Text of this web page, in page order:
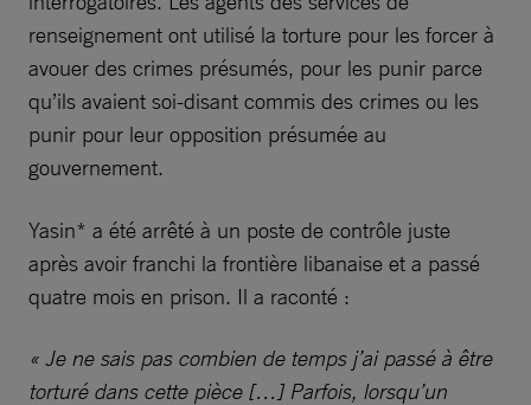
renseignement ont utilisé la torture pour les forcer à
avouer des crimes présumés, pour les punir parce
qu’ils avaient soi-disant commis des crimes ou les
punir pour leur opposition présumée au
gouvernement.
Yasin* a été arrêté à un poste de contrôle juste
après avoir franchi la frontière libanaise et a passé
quatre mois en prison. Il a raconté :
« Je ne sais pas combien de temps j’ai passé à être
torturé dans cette pièce […] Parfois, lorsqu’un